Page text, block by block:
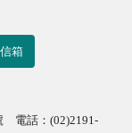
箱
電話：(02)2191-